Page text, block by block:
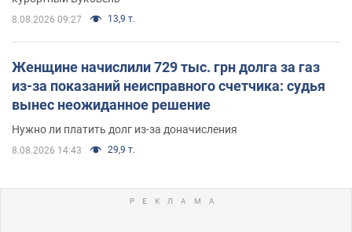
8.08.2026 09:27 13,9 т.
Женщине начислили 729 тыс. грн долга за газ
из-за показаний неисправного счетчика: судья
вынес неожиданное решение
Нужно ли платить долг из-за доначисления
8.08.2026 14:43 29,9 т.